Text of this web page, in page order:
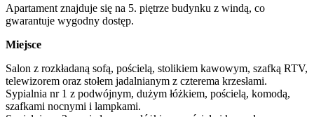
Apartament znajduje się na 5. piętrze budynku z windą, co
gwarantuje wygodny dostęp.
Miejsce
Salon z rozkładaną sofą, pościelą, stolikiem kawowym, szafką RTV,
telewizorem oraz stołem jadalnianym z czterema krzesłami.
Sypialnia nr 1 z podwójnym, dużym łóżkiem, pościelą, komodą,
szafkami nocnymi i lampkami.